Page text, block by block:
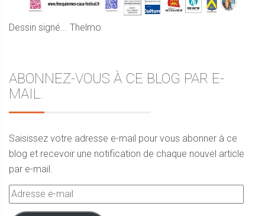
Dessin signé... Thelmo
ABONNEZ-VOUS À CE BLOG PAR E-
MAIL.
Saisissez votre adresse e-mail pour vous abonner à ce
blog et recevoir une notification de chaque nouvel article
par e-mail.
Adresse
e-